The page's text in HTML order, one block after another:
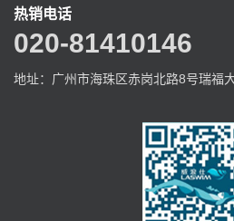
热销电话
020-81410146
地址：广州市海珠区赤岗北路8号瑞福